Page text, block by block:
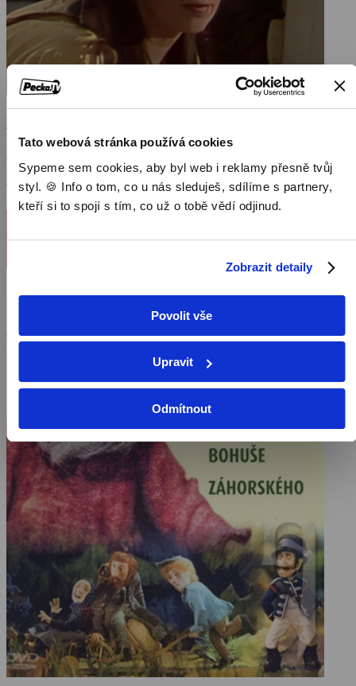
Tato webová stránka používá cookies
Sypeme sem cookies, aby byl web i reklamy přesně tvůj
styl. 🍪 Info o tom, co u nás sleduješ, sdílíme s partnery,
kteří si to spojí s tím, co už o tobě vědí odjinud.
Zobrazit detaily
Povolit vše
Upravit
Odmítnout
Dvojčata
1988, Československo, 65 min
Filmy / Rodinné filmy / Dětský / Pohádka